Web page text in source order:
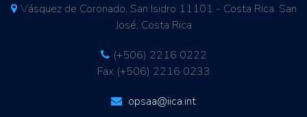
Vásquez de Coronado, San Isidro 11101 - Costa Rica. San
José, Costa Rica
(+506) 2216 0222
Fax (+506) 2216 0233
opsaa@iica.int